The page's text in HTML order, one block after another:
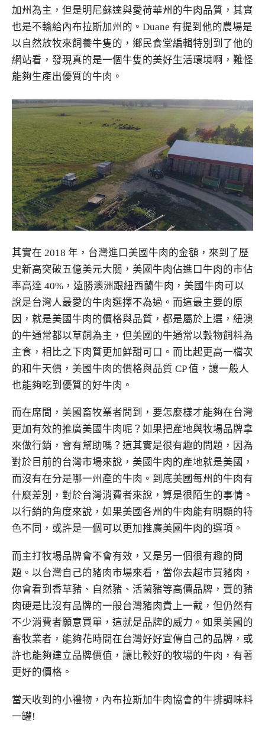
加州為主，但是明尼蘇達與愛荷華州的牛肉品質，其實
也是不輸給內布拉斯加州的。Duane 有提到他的農場是
以自然放牧來飼養牛隻的，鄉民食堂編輯特別到了他的
網站看，發現真的是一個牛隻的美好生活環境啊，難怪
能夠生產出優質的牛肉。
其實在 2018 年，台灣進口美國牛肉的金額，來到了歷
史新高突破五億美元大關，美國牛肉佔進口牛肉的市佔
率高達 40%，遠勝澳洲跟紐西蘭牛肉，美國牛肉可以
說是台灣人最愛的牛肉選擇不為過。而這最主要的原
因，就是美國牛肉的價格與品質，都是屬於上選，紐澳
的牛通常都以草飼為主，但美國的牛通常以穀物飼料為
主食，相比之下肉質更加鮮甜可口。而比起更高一檔次
的和牛天價，美國牛肉的價格與品質 CP 值，讓一般人
也能夠吃到優質的好牛肉。
而在席間，美國畜牧業者問到，要怎麼樣才能夠在台灣
更加有效的推廣美國牛肉呢？如果把產地與牧場品牌拿
來做行銷，會有幫助嗎？這其實是很有趣的問題，因為
對於目前的台灣市場來說，美國牛肉的產地就是美國，
而沒有在分是哪一州產的牛肉。到底美國每州的牛肉有
什麼差別，對於台灣消費者來說，算是很陌生的事情。
以行銷的角度來說，如果美國各州的牛肉能有明顯的特
色不同，或許是一個可以更加推廣美國牛肉的選項。
而主打牧場品牌會不會有效，又是另一個很有趣的問
題。以台灣自己的豬肉市場來看，當你去超市買豬肉，
你會看到香草豬、自然豬、活菌豬等高價品牌，賣的豬
肉硬是比沒有品牌的一般台灣豬肉貴上一截，但仍然有
不少消費者願意買單，這就是品牌的威力。如果美國的
畜牧業者，能夠花時間在台灣好好宣傳自己的品牌，或
許也能夠建立品牌價值，讓比較好的牧場的牛肉，有著
更好的價格。
當天收到的小禮物，內布拉斯加牛肉協會的牛排調味料
一罐!